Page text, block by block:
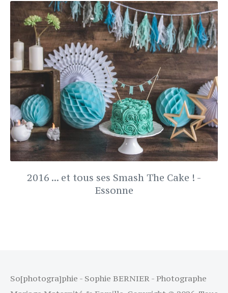
2016 ... et tous ses Smash The Cake ! -
Essonne
So[photogra]phie - Sophie BERNIER - Photographe